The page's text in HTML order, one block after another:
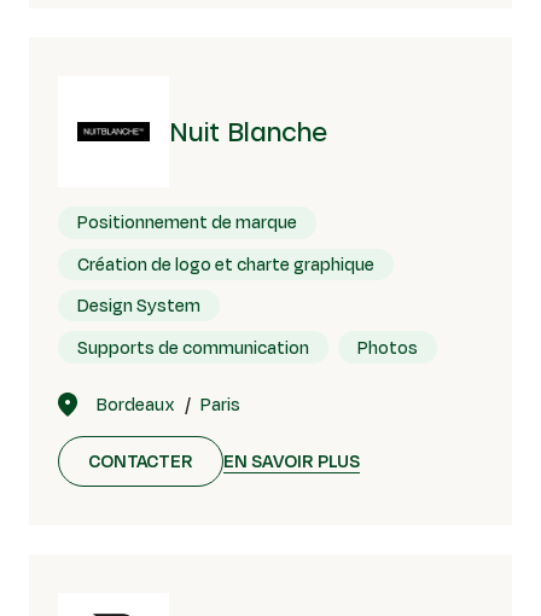
Nuit Blanche
Positionnement de marque
Création de logo et charte graphique
Design System
Supports de communication
Photos
Bordeaux Paris
CONTACTER EN SAVOIR PLUS